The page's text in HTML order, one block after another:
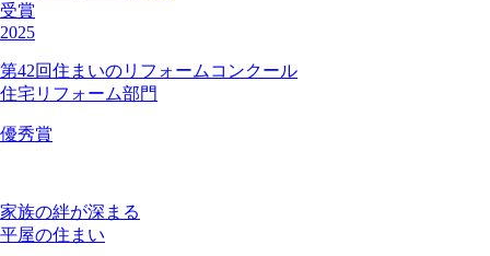
受賞
2025
第42回住まいのリフォームコンクール
住宅リフォーム部門
優秀賞
家族の絆が深まる
平屋の住まい